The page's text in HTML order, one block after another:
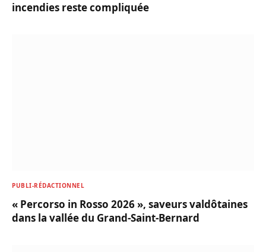
incendies reste compliquée
PUBLI-RÉDACTIONNEL
« Percorso in Rosso 2026 », saveurs valdôtaines
dans la vallée du Grand-Saint-Bernard